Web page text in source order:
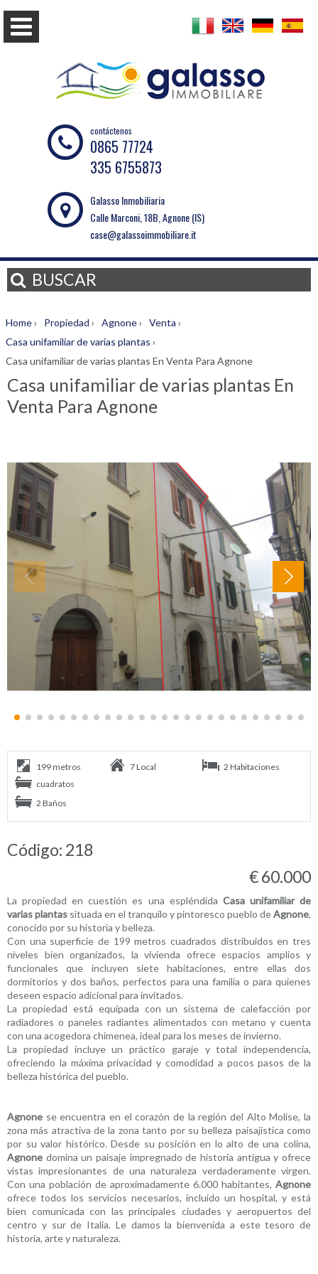
contáctenos
0865 77724
335 6755873
Galasso Inmobiliaria
Calle Marconi, 18B, Agnone (IS)
case@galassoimmobiliare.it
BUSCAR
Home› Propiedad › Agnone› Venta ›
Casa unifamiliar de varias plantas ›
Casa unifamiliar de varias plantas En Venta Para Agnone
Casa unifamiliar de varias plantas En
Venta Para Agnone
199 metros
cuadratos
7 Local 2 Habitaciones
2 Baños
Código: 218
€ 60.000
La propiedad en cuestión es una espléndida Casa unifamiliar de
varias plantas situada en el tranquilo y pintoresco pueblo deAgnone,
conocido por su historia y belleza.
Con una superficie de 199 metros cuadrados distribuidos en tres
niveles bien organizados, la vivienda ofrece espacios amplios y
funcionales que incluyen siete habitaciones, entre ellas dos
dormitorios y dos baños, perfectos para una familia o para quienes
deseen espacio adicional para invitados.
La propiedad está equipada con un sistema de calefacción por
radiadores o paneles radiantes alimentados con metano y cuenta
con una acogedora chimenea, ideal para los meses de invierno.
La propiedad incluye un práctico garaje y total independencia,
ofreciendo la máxima privacidad y comodidad a pocos pasos de la
belleza histórica del pueblo.
Agnone se encuentra en el corazón de la región del Alto Molise, la
zona más atractiva de la zona tanto por su belleza paisajística como
por su valor histórico. Desde su posición en lo alto de una colina,
Agnone domina un paisaje impregnado de historia antigua y ofrece
vistas impresionantes de una naturaleza verdaderamente virgen.
Con una población de aproximadamente 6.000 habitantes, Agnone
ofrece todos los servicios necesarios, incluido un hospital, y está
bien comunicada con las principales ciudades y aeropuertos del
centro y sur de Italia. Le damos la bienvenida a este tesoro de
historia, arte y naturaleza.